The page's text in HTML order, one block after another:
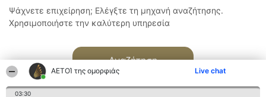
ΑΕΤΟΊ της ομορφιάς Live chat
03:30
Ψάχνετε επιχείρηση; Ελέγξτε τη μηχανή αναζήτησης.
Χρησιμοποιήστε την καλύτερη υπηρεσία
Αναζήτηση